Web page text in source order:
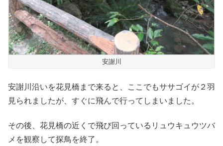
安謝川
安謝川沿いを花見橋まで来ると、ここでもササゴイが２羽
見られましたが、すぐに飛んで行ってしまいました。
その後、花見橋の近くで飛び回っているリュウキュウツバ
メを観察して探鳥を終了。